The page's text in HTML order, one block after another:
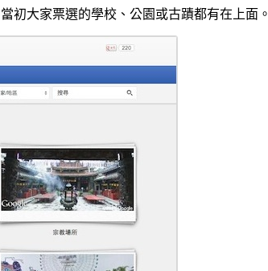
初大家票選的學校、公園或古蹟都有在上面。